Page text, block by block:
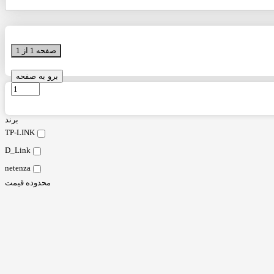
صفحه 1 از 1
برو به صفحه
برند
TP-LINK
D_Link
netenza
محدوده قیمت